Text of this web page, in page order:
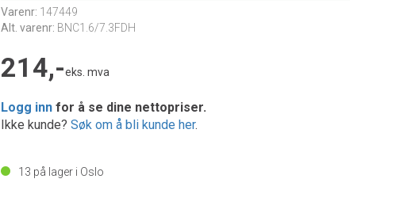
Varenr: 147449
Alt. varenr: BNC1.6/7.3FDH
214,-eks. mva
Logg inn for å se dine nettopriser.
Ikke kunde?Søk om å bli kunde her.
13 på lager i Oslo